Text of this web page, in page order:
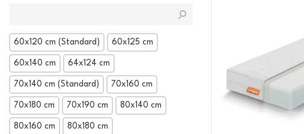
60x120 cm (Standard) 60x125 cm
60x140 cm 64x124 cm
70x140 cm (Standard) 70x160 cm
70x180 cm 70x190 cm 80x140 cm
80x160 cm 80x180 cm